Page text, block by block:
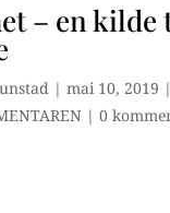
– en kilde
| mai 10, 2019 |
| 0